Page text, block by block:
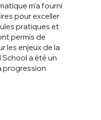
m'a fourni
pour exceller
pratiques et
permis de
les enjeux de la
a été un
progression